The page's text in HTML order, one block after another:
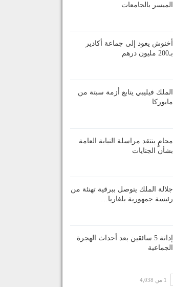
الميسر بالجامعات
أخنوش يعود إلى جماعة أكادير
بـ200 مليون درهم
الملك فيليبي يتابع أزمة سبتة من
مايوركا
محامٍ ينتقد مراسلة النيابة العامة
بشأن الجنايات
جلالة الملك يتوصل ببرقية تهنئة من
رئيسة جمهورية بلغاريا…
إدانة 5 سائقين بعد أحداث الهجرة
الجماعية
1 من 4,038